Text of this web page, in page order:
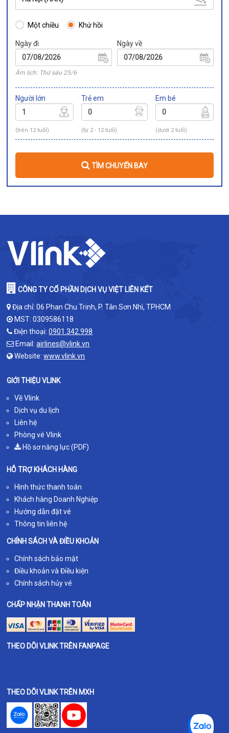
Một chiều Khứ hồi
Ngày đi
Âm lịch: Thứ sáu 25/6
Ngày về
Người lớn
(trên 12 tuổi)
Trẻ em
(từ 2 - 12 tuổi)
Em bé
(dưới 2 tuổi)
TÌM CHUYẾN BAY
CÔNG TY CỔ PHẦN DỊCH VỤ VIỆT LIÊN KẾT
Địa chỉ: 06 Phan Chu Trinh, P. Tân Sơn Nhì, TPHCM
MST: 0309586118
Điện thoại:0901.342.998
Email:airlines@vlink.vn
Website:www.vlink.vn
GIỚI THIỆU VLINK
Về Vlink
Dịch vụ du lịch
Liên hệ
Phòng vé Vlink
Hồ sơ năng lực (PDF)
HỖ TRỢ KHÁCH HÀNG
Hình thức thanh toán
Khách hàng Doanh Nghiệp
Hướng dẫn đặt vé
Thông tin liên hệ
CHÍNH SÁCH VÀ ĐIỀU KHOẢN
Chính sách bảo mật
Điều khoản và Điều kiện
Chính sách hủy vé
CHẤP NHẬN THANH TOÁN
THEO DÕI VLINK TRÊN FANPAGE
THEO DÕI VLINK TRÊN MXH